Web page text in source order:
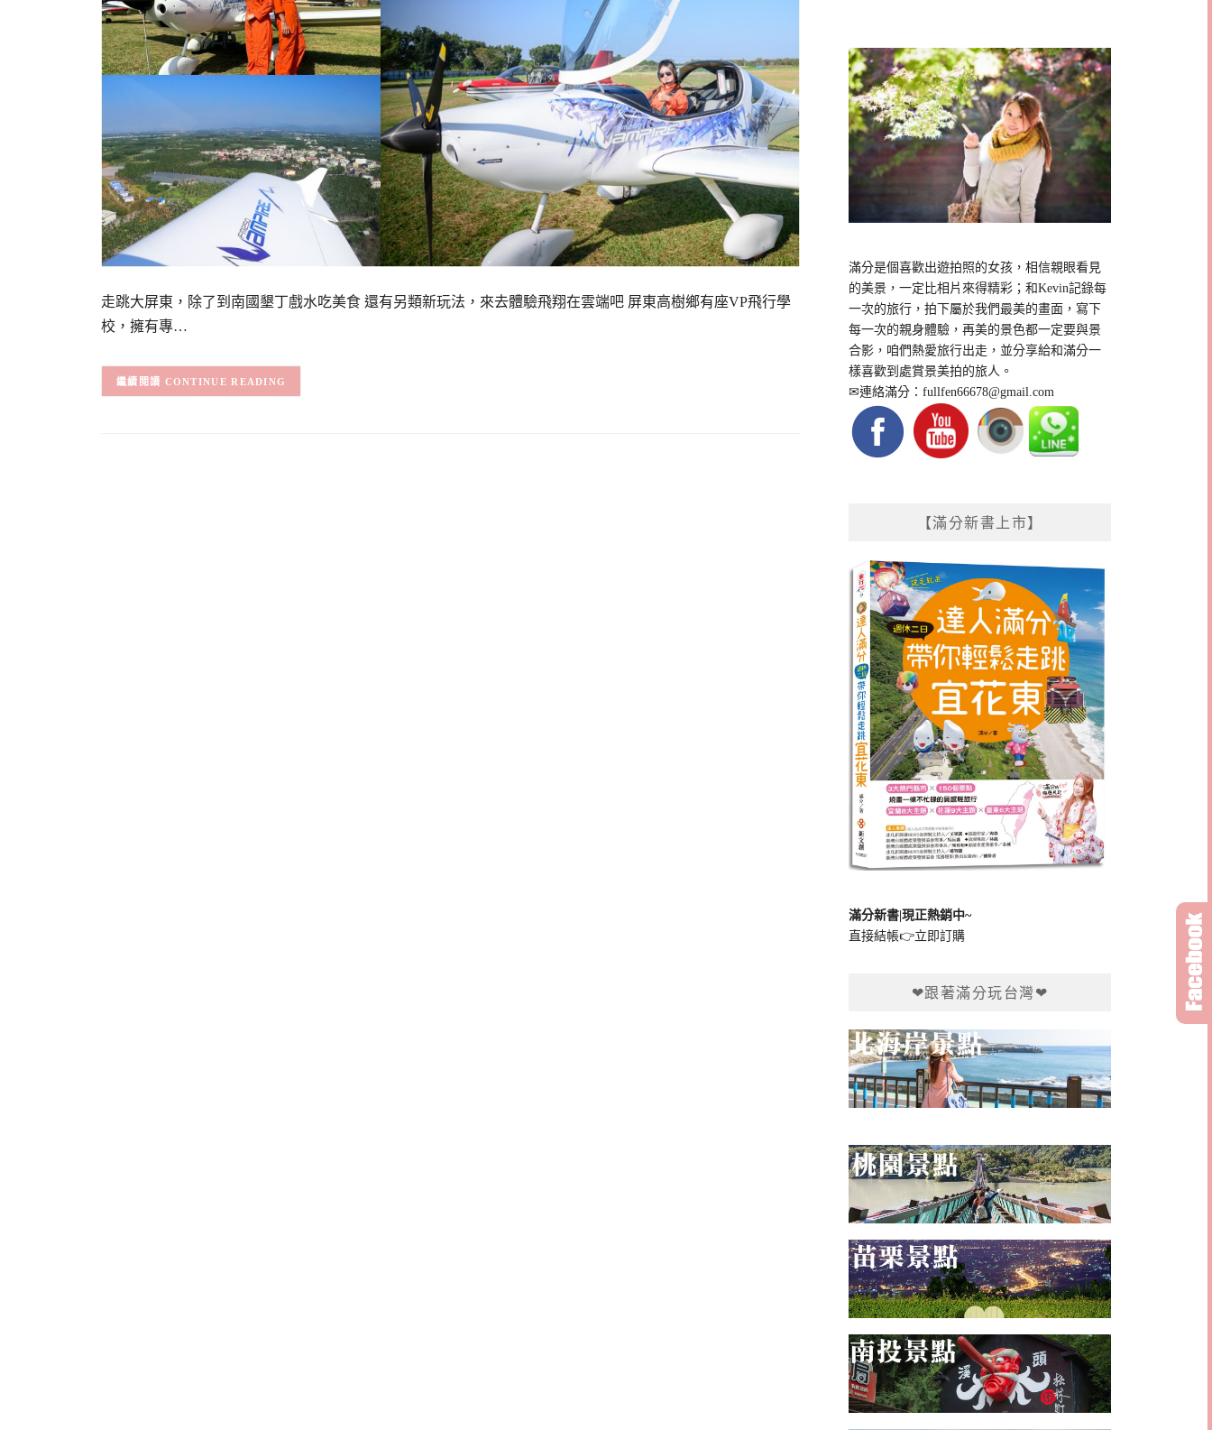
走跳大屏東，除了到南國墾丁戲水吃美食 還有另類新玩法，來去體驗飛翔在雲端吧 屏東高樹鄉有座VP飛行學
校，擁有專…
CONTINUE READING
滿分是個喜歡出遊拍照的女孩，相信親眼看見
的美景，一定比相片來得精彩；和Kevin記錄每
一次的旅行，拍下屬於我們最美的畫面，寫下
每一次的親身體驗，再美的景色都一定要與景
合影，咱們熱愛旅行出走，並分享給和滿分一
樣喜歡到處賞景美拍的旅人。
✉連絡滿分：fullfen66678@gmail.com
【滿分新書上市】
滿分新書|現正熱銷中~
直接結帳👉立即訂購
❤跟著滿分玩台灣❤